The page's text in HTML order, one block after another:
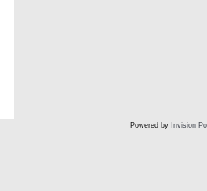
Powered by Invision